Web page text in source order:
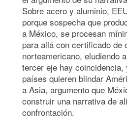
Sobre acero y aluminio,
porque sospecha que
a México, se procesan
para allá con certificado de
norteamericano, eludiendo
tercer eje hay coincidencia,
países quieren blindar
a Asia, argumento que
construir una narrativa de
confrontación.